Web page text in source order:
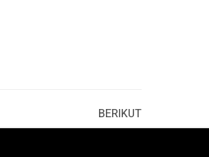
BERIKUT